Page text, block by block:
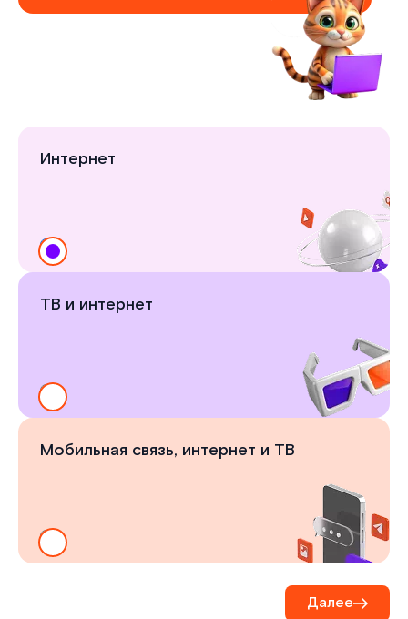
Интернет
ТВ и интернет
Мобильная связь, интернет и ТВ
Далее